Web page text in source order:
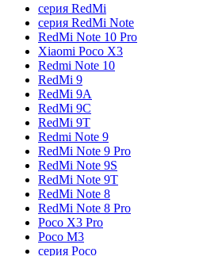
серия RedMi
серия RedMi Note
RedMi Note 10 Pro
Xiaomi Poco X3
Redmi Note 10
RedMi 9
RedMi 9A
RedMi 9C
RedMi 9T
Redmi Note 9
RedMi Note 9 Pro
RedMi Note 9S
RedMi Note 9T
RedMi Note 8
RedMi Note 8 Pro
Poco X3 Pro
Poco M3
серия Poco